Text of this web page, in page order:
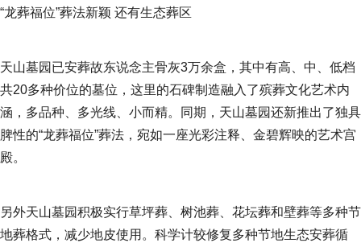
“龙葬福位”葬法新颖 还有生态葬区
天山墓园已安葬故东说念主骨灰3万余盒，其中有高、中、低档
共20多种价位的墓位，这里的石碑制造融入了殡葬文化艺术内
涵，多品种、多光线、小而精。同期，天山墓园还新推出了独具
脾性的“龙葬福位”葬法，宛如一座光彩注释、金碧辉映的艺术宫
殿。
另外天山墓园积极实行草坪葬、树池葬、花坛葬和壁葬等多种节
地葬格式，减少地皮使用。科学计较修复多种节地生态安葬循